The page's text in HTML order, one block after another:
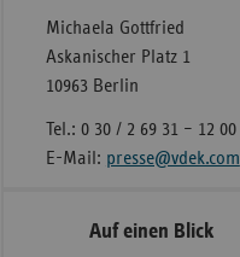
Michaela Gottfried
Askanischer Platz 1
10963 Berlin
Tel.: 0 30 / 2 69 31 – 12 00
E-Mail: presse@vdek.com
Seitennavigation
SeitenleisteAuf einen Blick